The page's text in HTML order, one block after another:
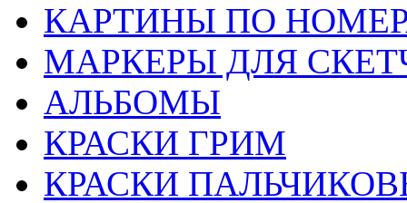
КАРТИНЫ ПО
МАРКЕРЫ ДЛЯ
АЛЬБОМЫ
КРАСКИ ГРИМ
КРАСКИ